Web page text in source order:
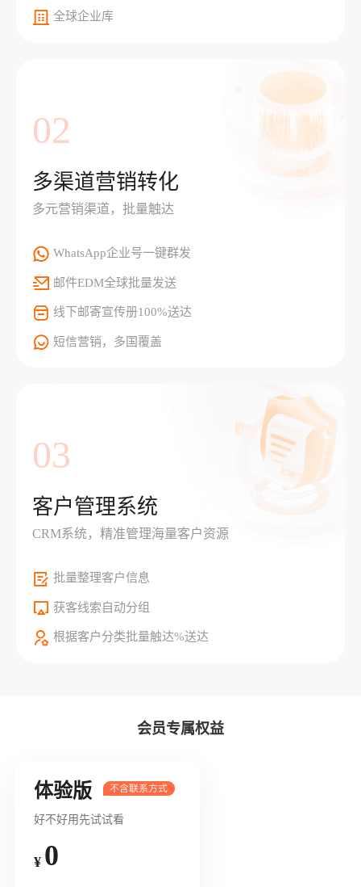
全球企业库
02
多渠道营销转化
多元营销渠道，批量触达
WhatsApp企业号一键群发
邮件EDM全球批量发送
线下邮寄宣传册100%送达
短信营销，多国覆盖
03
客户管理系统
CRM系统，精准管理海量客户资源
批量整理客户信息
获客线索自动分组
根据客户分类批量触达%送达
会员专属权益
体验版
好不好用先试试看
¥ 0